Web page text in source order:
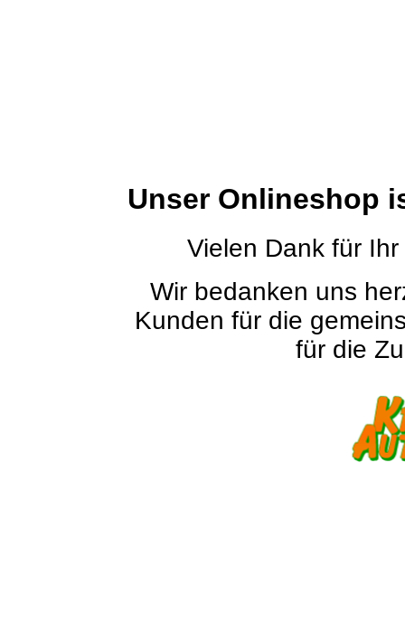
Unser Onlineshop
Vielen Dank für
Wir bedanken uns
Kunden für die
für die